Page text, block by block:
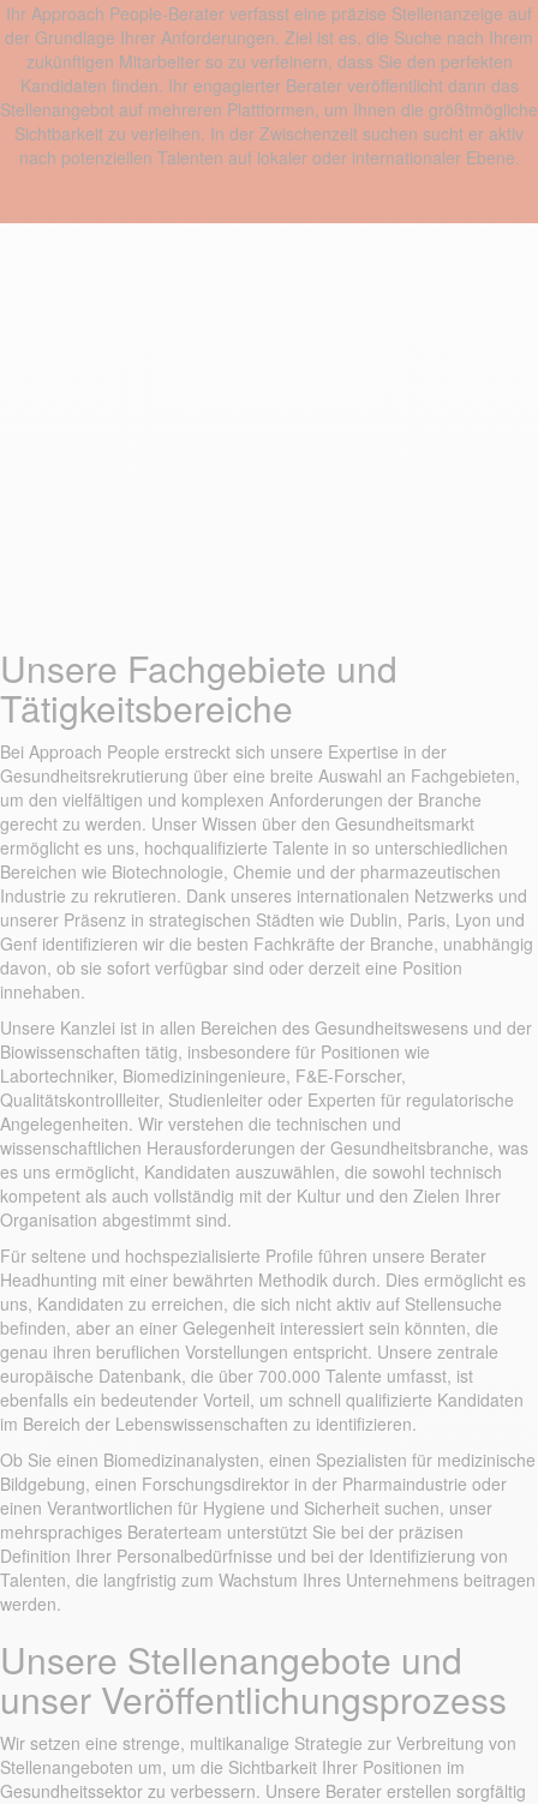
Ihr Approach People-Berater verfasst eine präzise Stellenanzeige auf
der Grundlage Ihrer Anforderungen. Ziel ist es, die Suche nach Ihrem
zukünftigen Mitarbeiter so zu verfeinern, dass Sie den perfekten
Kandidaten finden. Ihr engagierter Berater veröffentlicht dann das
Stellenangebot auf mehreren Plattformen, um Ihnen die größtmögliche
Sichtbarkeit zu verleihen. In der Zwischenzeit suchen sucht er aktiv
nach potenziellen Talenten auf lokaler oder internationaler Ebene.
Unsere Fachgebiete und
Tätigkeitsbereiche
Bei Approach People erstreckt sich unsere Expertise in der
Gesundheitsrekrutierung über eine breite Auswahl an Fachgebieten,
um den vielfältigen und komplexen Anforderungen der Branche
gerecht zu werden. Unser Wissen über den Gesundheitsmarkt
ermöglicht es uns, hochqualifizierte Talente in so unterschiedlichen
Bereichen wie Biotechnologie, Chemie und der pharmazeutischen
Industrie zu rekrutieren. Dank unseres internationalen Netzwerks und
unserer Präsenz in strategischen Städten wie Dublin, Paris, Lyon und
Genf identifizieren wir die besten Fachkräfte der Branche, unabhängig
davon, ob sie sofort verfügbar sind oder derzeit eine Position
innehaben.
Unsere Kanzlei ist in allen Bereichen des Gesundheitswesens und der
Biowissenschaften tätig, insbesondere für Positionen wie
Labortechniker, Biomediziningenieure, F&E-Forscher,
Qualitätskontrollleiter, Studienleiter oder Experten für regulatorische
Angelegenheiten. Wir verstehen die technischen und
wissenschaftlichen Herausforderungen der Gesundheitsbranche, was
es uns ermöglicht, Kandidaten auszuwählen, die sowohl technisch
kompetent als auch vollständig mit der Kultur und den Zielen Ihrer
Organisation abgestimmt sind.
Für seltene und hochspezialisierte Profile führen unsere Berater
Headhunting mit einer bewährten Methodik durch. Dies ermöglicht es
uns, Kandidaten zu erreichen, die sich nicht aktiv auf Stellensuche
befinden, aber an einer Gelegenheit interessiert sein könnten, die
genau ihren beruflichen Vorstellungen entspricht. Unsere zentrale
europäische Datenbank, die über 700.000 Talente umfasst, ist
ebenfalls ein bedeutender Vorteil, um schnell qualifizierte Kandidaten
im Bereich der Lebenswissenschaften zu identifizieren.
Ob Sie einen Biomedizinanalysten, einen Spezialisten für medizinische
Bildgebung, einen Forschungsdirektor in der Pharmaindustrie oder
einen Verantwortlichen für Hygiene und Sicherheit suchen, unser
mehrsprachiges Beraterteam unterstützt Sie bei der präzisen
Definition Ihrer Personalbedürfnisse und bei der Identifizierung von
Talenten, die langfristig zum Wachstum Ihres Unternehmens beitragen
werden.
Unsere Stellenangebote und
unser Veröffentlichungsprozess
Wir setzen eine strenge, multikanalige Strategie zur Verbreitung von
Stellenangeboten um, um die Sichtbarkeit Ihrer Positionen im
Gesundheitssektor zu verbessern. Unsere Berater erstellen sorgfältig